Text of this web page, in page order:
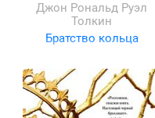
Джон Рональд Руэл
Толкин
Братство кольца